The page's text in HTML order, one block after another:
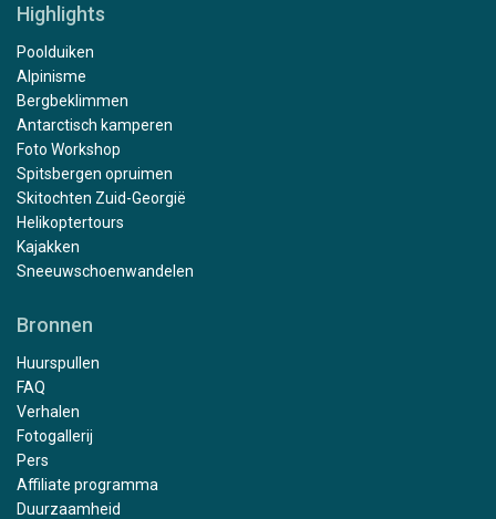
Highlights
Poolduiken
Alpinisme
Bergbeklimmen
Antarctisch kamperen
Foto Workshop
Spitsbergen opruimen
Skitochten Zuid-Georgië
Helikoptertours
Kajakken
Sneeuwschoenwandelen
Bronnen
Huurspullen
FAQ
Verhalen
Fotogallerij
Pers
Affiliate programma
Duurzaamheid